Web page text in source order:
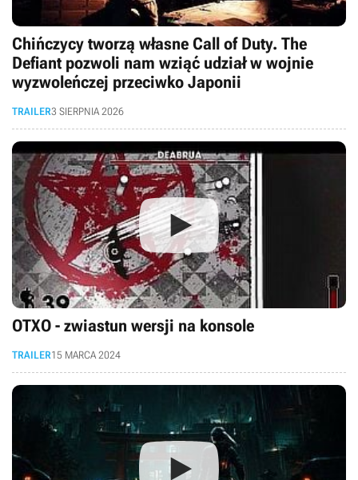
Chińczycy tworzą własne Call of Duty. The
Defiant pozwoli nam wziąć udział w wojnie
wyzwoleńczej przeciwko Japonii
TRAILER3 SIERPNIA 2026
OTXO - zwiastun wersji na konsole
TRAILER15 MARCA 2024